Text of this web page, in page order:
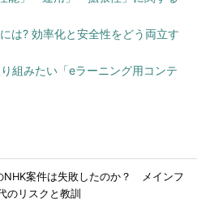
は? 効率化と安全性をどう両立す
組みたい「eラーニング用コンテ
NHK案件は失敗したのか？ メインフ
のリスクと教訓